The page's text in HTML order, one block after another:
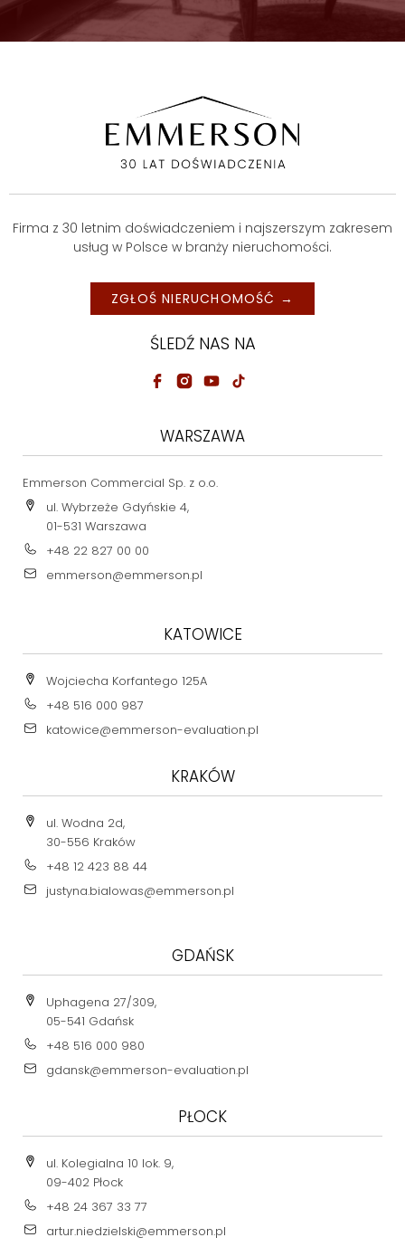
Firma z 30 letnim doświadczeniem i najszerszym zakresem
usług w Polsce w branży nieruchomości.
ZGŁOŚ NIERUCHOMOŚĆ →
ŚLEDŹ NAS NA
WARSZAWA
Emmerson Commercial Sp. z o.o.
ul. Wybrzeże Gdyńskie 4,
01-531 Warszawa
+48 22 827 00 00
emmerson@emmerson.pl
KATOWICE
Wojciecha Korfantego 125A
+48 516 000 987
katowice@emmerson-evaluation.pl
KRAKÓW
ul. Wodna 2d,
30-556 Kraków
+48 12 423 88 44
justyna.bialowas@emmerson.pl
GDAŃSK
Uphagena 27/309,
05-541 Gdańsk
+48 516 000 980
gdansk@emmerson-evaluation.pl
PŁOCK
ul. Kolegialna 10 lok. 9,
09-402 Płock
+48 24 367 33 77
artur.niedzielski@emmerson.pl